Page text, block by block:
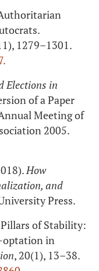
1279–1301.
Elections in
of a Paper
Meeting of
2005.
How
and
Press.
Pillars of Stability:
optation in
, 20(1), 13–38.